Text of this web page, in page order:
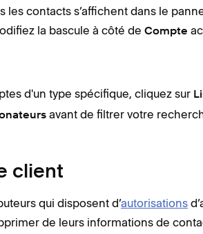
les contacts s’affichent dans le
la bascule à côté de Compte
d'un type spécifique, cliquez sur
avant de filtrer votre
client
qui disposent d’autorisations
de leurs informations de